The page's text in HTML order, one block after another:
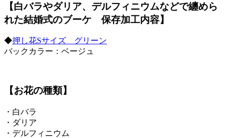
【白バラやダリア、デルフィニウムなどで纏めら
れた結婚式のブーケ 保存加工内容】
◆押し花Sサイズ グリーン
バックカラー：ベージュ
【お花の種類】
・白バラ
・ダリア
・デルフィニウム